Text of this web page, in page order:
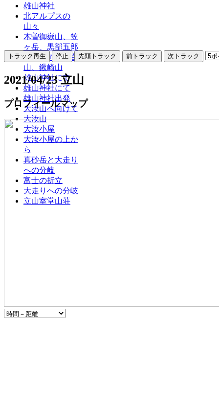
雄山神社
北アルプスの
山々
木曽御嶽山、笠
ヶ岳、黒部五郎
岳、薬師岳、白
山、鍬崎山
雄山神社にて
雄山神社にて
雄山神社出発
大汝山へ向けて
大汝山
大汝小屋
大汝小屋の上か
ら
真砂岳と大走り
への分岐
富士の折立
大走りへの分岐
立山室堂山荘
2021/04/23 立山
プロフィールマップ